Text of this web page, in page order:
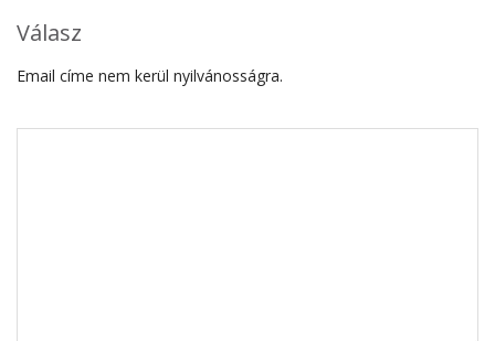
Válasz
Email címe nem kerül nyilvánosságra.